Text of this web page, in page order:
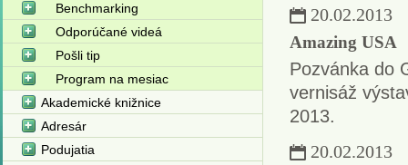
20.02.2013
Amazing USA
Pozvánka do
vernisáž
2013.
20.02.2013
Benchmarking
Odporúčané videá
Pošli tip
Program na mesiac
Akademické knižnice
Adresár
Podujatia